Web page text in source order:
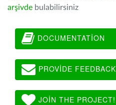
arşivde bulabilirsiniz
DOCUMENTATION
PROVIDE FEEDBACK
JOIN THE PROJECT!